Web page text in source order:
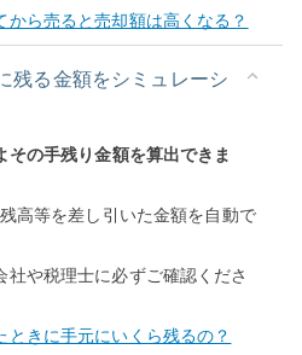
から売ると売却額は高くなる？
残る金額をシミュレーシ
の手残り金額を算出できま
高等を差し引いた金額を自動で
社や税理士に必ずご確認くださ
ときに手元にいくら残るの？